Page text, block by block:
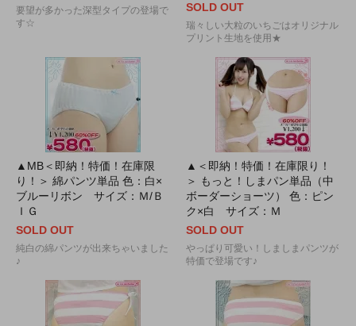
要望が多かった深型タイプの登場で
す☆
SOLD OUT
瑞々しい大粒のいちごはオリジナル
プリント生地を使用★
▲MB＜即納！特価！在庫限
り！＞ 綿パンツ単品 色：白×
ブルーリボン サイズ：Ｍ/Ｂ
ＩＧ
SOLD OUT
純白の綿パンツが出来ちゃいました
♪
▲＜即納！特価！在庫限り！
＞ もっと！しまパン単品（中
ボーダーショーツ） 色：ピン
ク×白 サイズ：Ｍ
SOLD OUT
やっぱり可愛い！しましまパンツが
特価で登場です♪